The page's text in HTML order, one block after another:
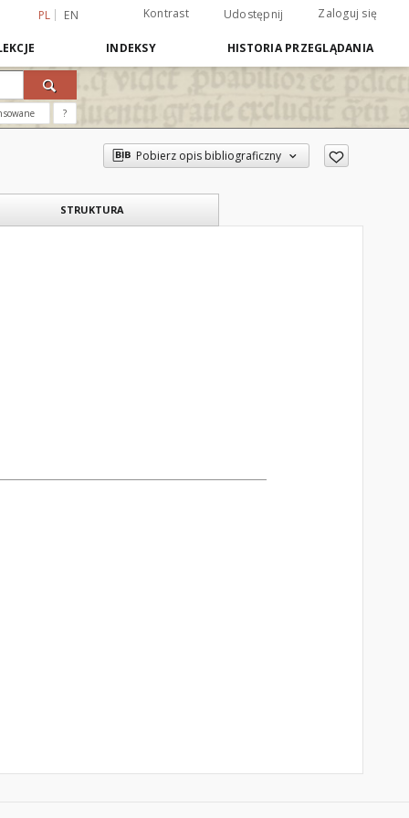
PL EN Kontrast Udostępnij Zaloguj się
INDEKSY HISTORIA PRZEGLĄDANIA
?
Pobierz opis bibliograficzny
STRUKTURA